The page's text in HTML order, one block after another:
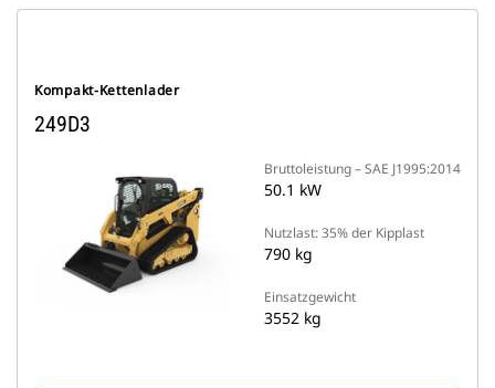
Kompakt-Kettenlader
249D3
Bruttoleistung – SAE J1995:2014
50.1 kW
Nutzlast: 35% der Kipplast
790 kg
Einsatzgewicht
3552 kg